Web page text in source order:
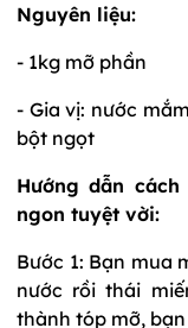
Nguyên liệu:
- 1kg mỡ phần
- Gia vị: nước
bột ngọt
Hướng dẫn cách
ngon tuyệt vời:
Bước 1: Bạn mua
nước rồi thái
thành tóp mỡ,